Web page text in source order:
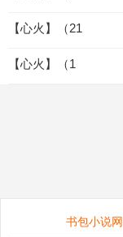
【心火】（21
【心火】（1
书包小说网